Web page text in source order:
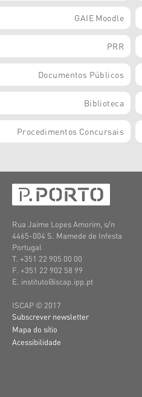
GAIE Moodle
PRR
Documentos Públicos
Biblioteca
Procedimentos Concursais
Rua Jaime Lopes Amorim, s/n
4465-004 S. Mamede de Infesta
Portugal
T. +351 22 905 00 00
F. +351 22 902 58 99
E. instituto@iscap.ipp.pt
ISCAP © 2017
Subscrever newsletter
Mapa do sítio
Acessibilidade